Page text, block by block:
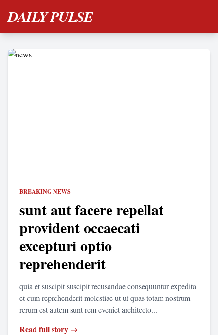
DAILY PULSE
BREAKING NEWS
sunt aut facere repellat
provident occaecati
excepturi optio
reprehenderit
quia et suscipit suscipit recusandae consequuntur expedita
et cum reprehenderit molestiae ut ut quas totam nostrum
rerum est autem sunt rem eveniet architecto...
Read full story →